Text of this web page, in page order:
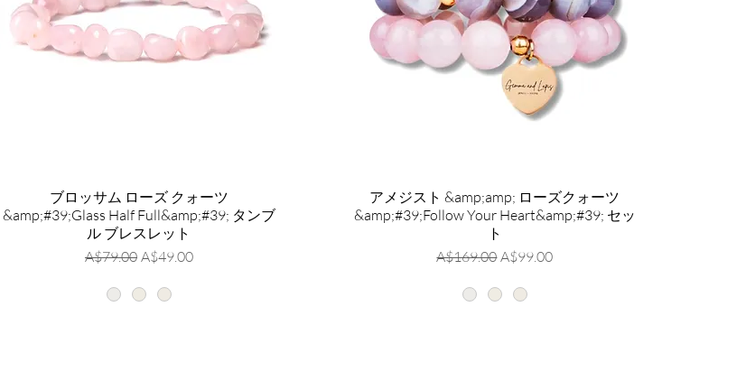
ブロッサム ローズ クォーツ
&amp;#39;Glass Half Full&amp;#39; タンブ
ル ブレスレット
通常価格
A$79.00 セール価格
A$49.00
アメジスト &amp;amp; ローズクォーツ
&amp;#39;Follow Your Heart&amp;#39; セッ
ト
通常価格
A$169.00 セール価格
A$99.00